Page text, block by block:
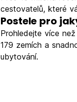
cestovatelů, které
Postele pro
Prohledejte více
179 zemích a
ubytování.